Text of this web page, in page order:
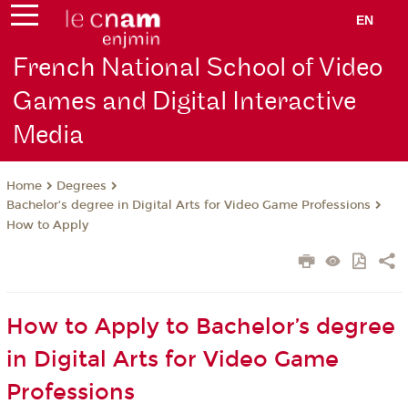
EN
French National School of Video
Games and Digital Interactive
Media
Home
Degrees
Bachelor’s degree in Digital Arts for Video Game Professions
How to Apply
How to Apply to Bachelor’s degree
in Digital Arts for Video Game
Professions